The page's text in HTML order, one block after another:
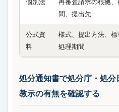
間、提出先
公式資
料
様式、提出方法、標
処理期間
処分通知書で処分庁・処分
教示の有無を確認する